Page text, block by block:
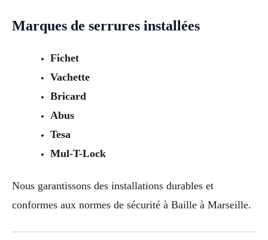
Marques de serrures installées
Fichet
Vachette
Bricard
Abus
Tesa
Mul-T-Lock
Nous garantissons des installations durables et
conformes aux normes de sécurité à Baille à Marseille.